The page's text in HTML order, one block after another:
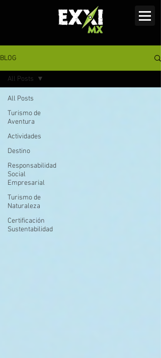
BLOG
All Posts
Turismo de
Aventura
Actividades
Destino
Responsabilidad
Social
Empresarial
Turismo de
Naturaleza
Certificación
Sustentabilidad
All Posts